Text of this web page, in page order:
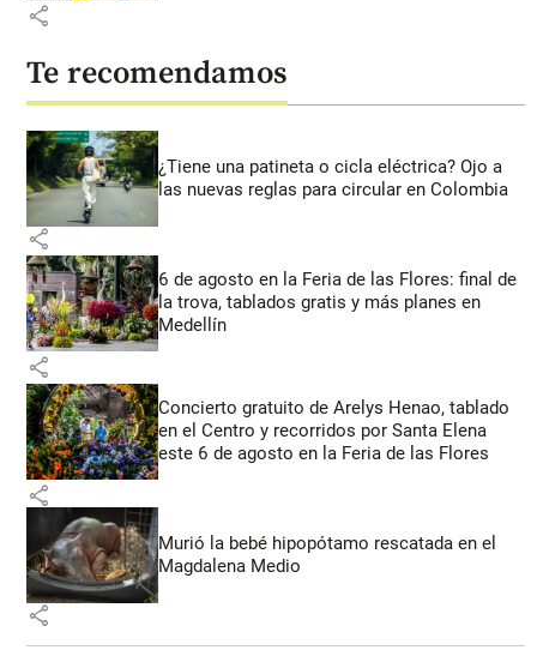
share
Te recomendamos
¿Tiene una patineta o cicla eléctrica? Ojo a
las nuevas reglas para circular en Colombia
share
6 de agosto en la Feria de las Flores: final de
la trova, tablados gratis y más planes en
Medellín
share
Concierto gratuito de Arelys Henao, tablado
en el Centro y recorridos por Santa Elena
este 6 de agosto en la Feria de las Flores
share
Murió la bebé hipopótamo rescatada en el
Magdalena Medio
share